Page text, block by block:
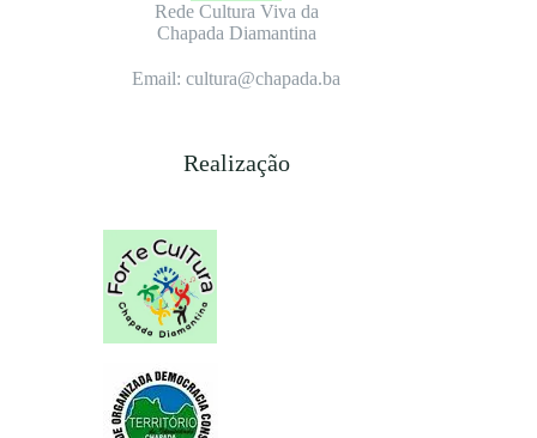
Rede Cultura Viva da
Chapada Diamantina
Email: cultura@chapada.ba
Realização